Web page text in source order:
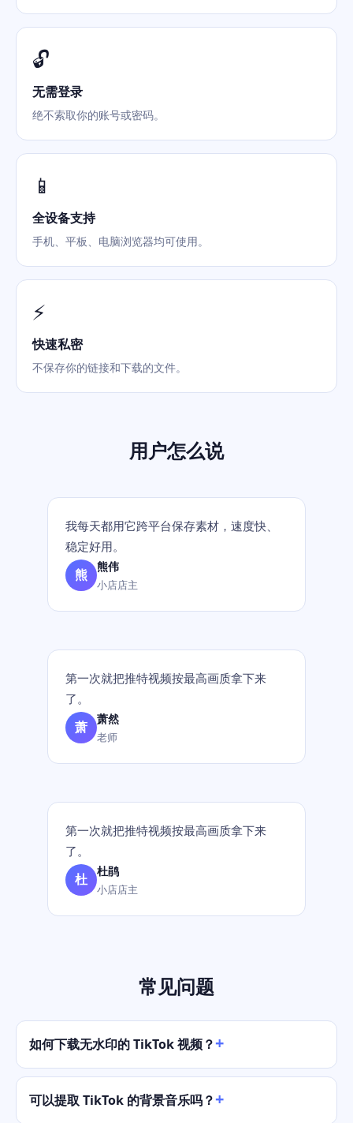
🔓
无需登录
绝不索取你的账号或密码。
📱
全设备支持
手机、平板、电脑浏览器均可使用。
⚡
快速私密
不保存你的链接和下载的文件。
用户怎么说
我每天都用它跨平台保存素材，速度快、
稳定好用。
熊 熊伟
小店店主
第一次就把推特视频按最高画质拿下来
了。
萧 萧然
老师
第一次就把推特视频按最高画质拿下来
了。
杜 杜鹃
小店店主
常见问题
如何下载无水印的 TikTok 视频？
可以提取 TikTok 的背景音乐吗？